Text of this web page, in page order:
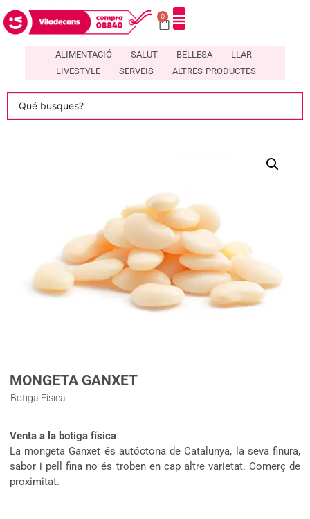
0
ALIMENTACIÓ SALUT BELLESA
LLAR
LIVESTYLE
SERVEIS ALTRES PRODUCTES
MONGETA GANXET
Botiga Física
Venta a la botiga física
La mongeta Ganxet és autóctona de Catalunya, la seva finura,
sabor i pell fina no és troben en cap altre varietat. Comerç de
proximitat.